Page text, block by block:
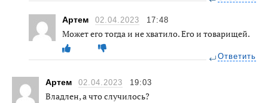
Артем 02.04.2023 17:48
Может его тогда и не хватило. Его и товарищей.
Ответить
Артем 02.04.2023 19:03
Владлен, а что случилось?